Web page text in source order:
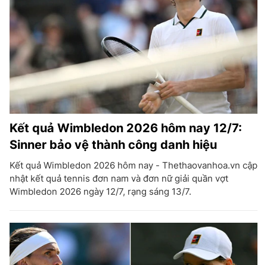
Kết quả Wimbledon 2026 hôm nay 12/7:
Sinner bảo vệ thành công danh hiệu
Kết quả Wimbledon 2026 hôm nay - Thethaovanhoa.vn cập
nhật kết quả tennis đơn nam và đơn nữ giải quần vợt
Wimbledon 2026 ngày 12/7, rạng sáng 13/7.